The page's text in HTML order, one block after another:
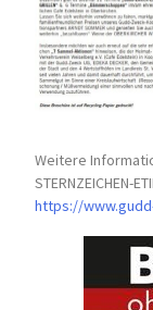
Weitere
STERNZEICHEN-
https://